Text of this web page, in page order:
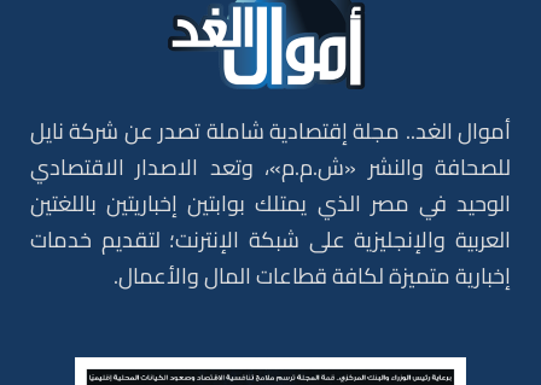
أموال الغد.. مجلة إقتصادية شاملة تصدر عن شركة نايل
للصحافة والنشر «ش.م.م»، وتعد الاصدار الاقتصادي
الوحيد في مصر الذي يمتلك بوابتين إخباريتين باللغتين
العربية والإنجليزية على شبكة الإنترنت؛ لتقديم خدمات
إخبارية متميزة لكافة قطاعات المال والأعمال.